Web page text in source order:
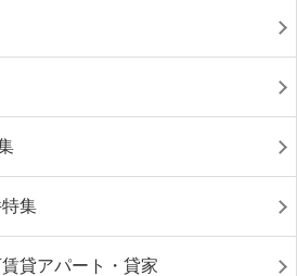
集
貸アパート・貸家